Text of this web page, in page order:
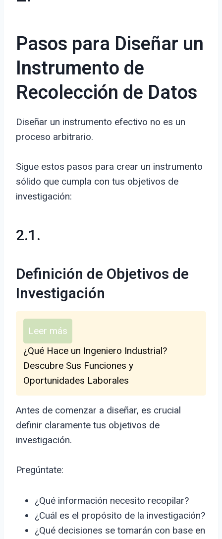
Pasos para Diseñar un
Instrumento de
Recolección de Datos
Diseñar un instrumento efectivo no es un
proceso arbitrario.
Sigue estos pasos para crear un instrumento
sólido que cumpla con tus objetivos de
investigación:
2.1.
Definición de Objetivos de
Investigación
Leer más
¿Qué Hace un Ingeniero Industrial?
Descubre Sus Funciones y
Oportunidades Laborales
Antes de comenzar a diseñar, es crucial
definir claramente tus objetivos de
investigación.
Pregúntate:
¿Qué información necesito recopilar?
¿Cuál es el propósito de la investigación?
¿Qué decisiones se tomarán con base en